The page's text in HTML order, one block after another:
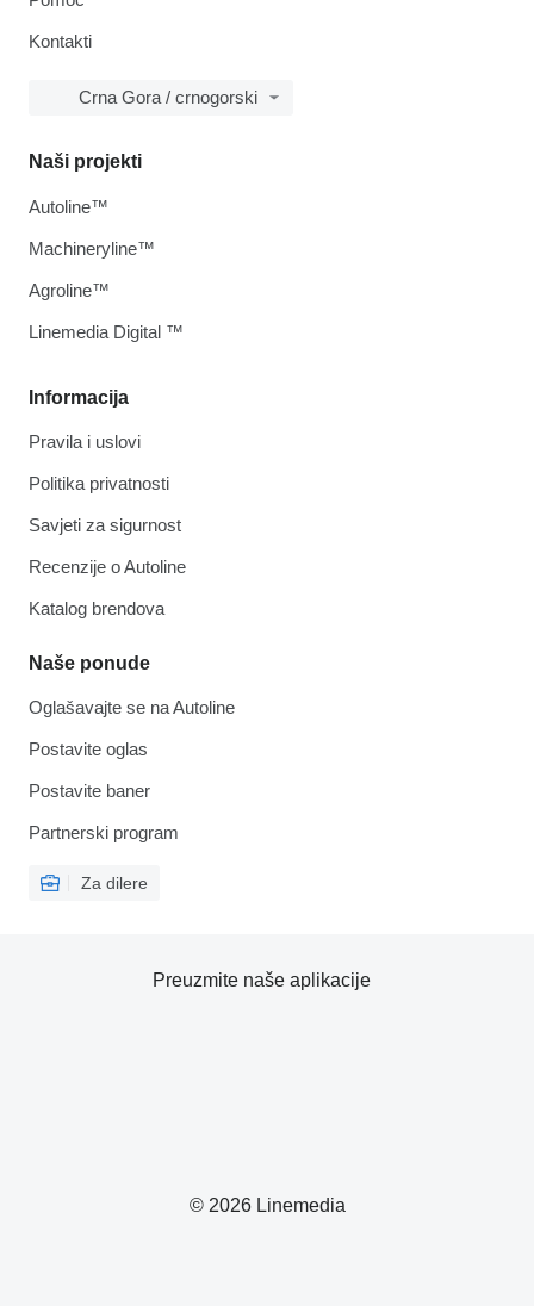
Kontakti
Crna Gora / crnogorski
Informacija
Pravila i uslovi
Politika privatnosti
Savjeti za sigurnost
Recenzije o Autoline
Katalog brendova
Naše ponude
Oglašavajte se na Autoline
Postavite oglas
Postavite baner
Partnerski program
Za dilere
Naši projekti
Autoline™
Machineryline™
Agroline™
Linemedia Digital ™
© 2026 Linemedia
Preuzmite naše aplikacije